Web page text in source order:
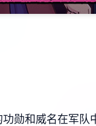
勋和威名在军